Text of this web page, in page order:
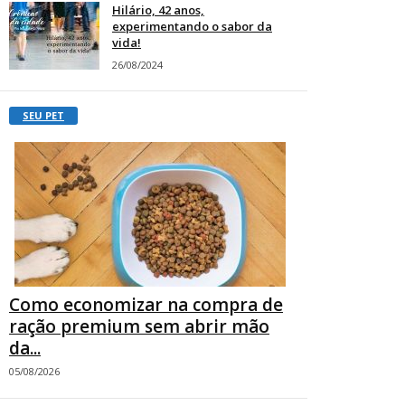
Hilário, 42 anos,
experimentando o sabor da
vida!
26/08/2024
SEU PET
Como economizar na compra de
ração premium sem abrir mão
da...
05/08/2026